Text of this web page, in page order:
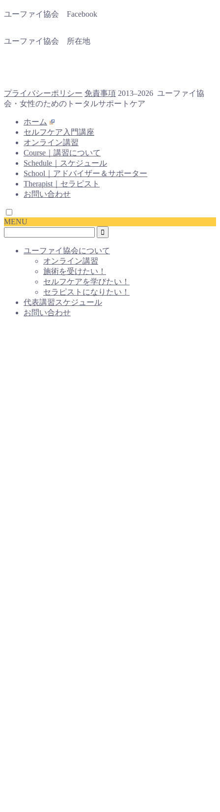
ユーファイ協会 Facebook
ユーファイ協会 所在地
プライバシーポリシー 免責事項 2013–2026 ユーファイ協
会・女性のためのトータルサポートケア
ホーム
セルフケア入門講座
オンライン講習
Course｜講習について
Schedule｜スケジュール
School｜アドバイザー＆サポーター
Therapist｜セラピスト
お問い合わせ
MENU
ユーファイ協会について
オンライン講習
施術を受けたい！
セルフケアを学びたい！
セラピストになりたい！
代表講習スケジュール
お問い合わせ